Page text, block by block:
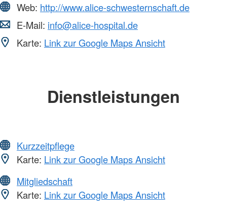
Web: http://www.alice-schwesternschaft.de
E-Mail: info@alice-hospital.de
Karte: Link zur Google Maps Ansicht
Dienstleistungen
Kurzzeitpflege
Karte: Link zur Google Maps Ansicht
Mitgliedschaft
Karte: Link zur Google Maps Ansicht